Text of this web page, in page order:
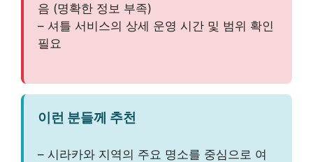
음 (명확한 정보 부족)
– 셔틀 서비스의 상세 운영 시간 및 범위 확인
필요
이런 분들께 추천
– 시라카와 지역의 주요 명소를 중심으로 여